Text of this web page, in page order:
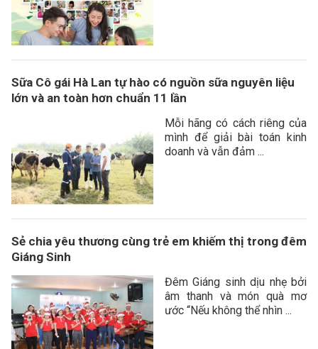
Sữa Cô gái Hà Lan tự hào có nguồn sữa nguyên liệu
lớn và an toàn hơn chuẩn 11 lần
Mỗi hãng có cách riêng của
mình để giải bài toán kinh
doanh và vẫn đảm ...
Sẻ chia yêu thương cùng trẻ em khiếm thị trong đêm
Giáng Sinh
Đêm Giáng sinh dịu nhẹ bởi
âm thanh và món quà mơ
ước “Nếu không thể nhìn ...